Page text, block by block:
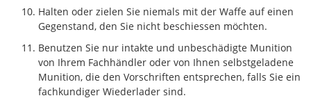
Halten oder zielen Sie niemals mit der Waffe auf einen
Gegenstand, den Sie nicht beschiessen möchten.
Benutzen Sie nur intakte und unbeschädigte Munition
von Ihrem Fachhändler oder von Ihnen selbstgeladene
Munition, die den Vorschriften entsprechen, falls Sie ein
fachkundiger Wiederlader sind.